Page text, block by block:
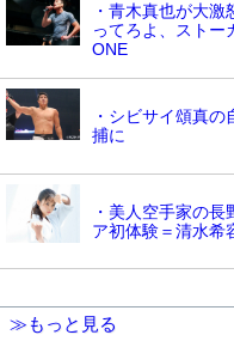
・青木真也が大
ってろよ、ストー
ONE
・シビサイ頌真
捕に
・美人空手家の
ア初体験＝清水希
≫もっと見る